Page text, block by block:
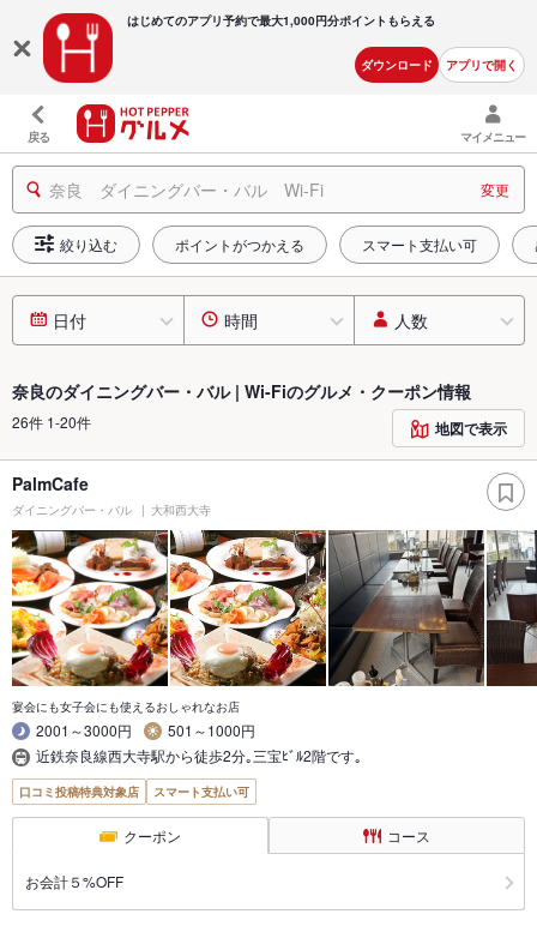
はじめてのアプリ予約で最大1,000円分ポイントもらえる
ダウンロード アプリで開く
戻る マイメニュー
奈良 ダイニングバー・バル Wi-Fi 変更
絞り込む ポイントがつかえる スマート支払い可
日付 時間 人数
奈良のダイニングバー・バル | Wi-Fiのグルメ・クーポン情報
26件 1-20件 地図で表示
PalmCafe
ダイニングバー・バル 大和西大寺
宴会にも女子会にも使えるおしゃれなお店
2001～3000円
501～1000円
近鉄奈良線西大寺駅から徒歩2分｡三宝ﾋﾞﾙ2階です｡
口コミ投稿特典対象店 スマート支払い可
クーポン コース
お会計５%OFF